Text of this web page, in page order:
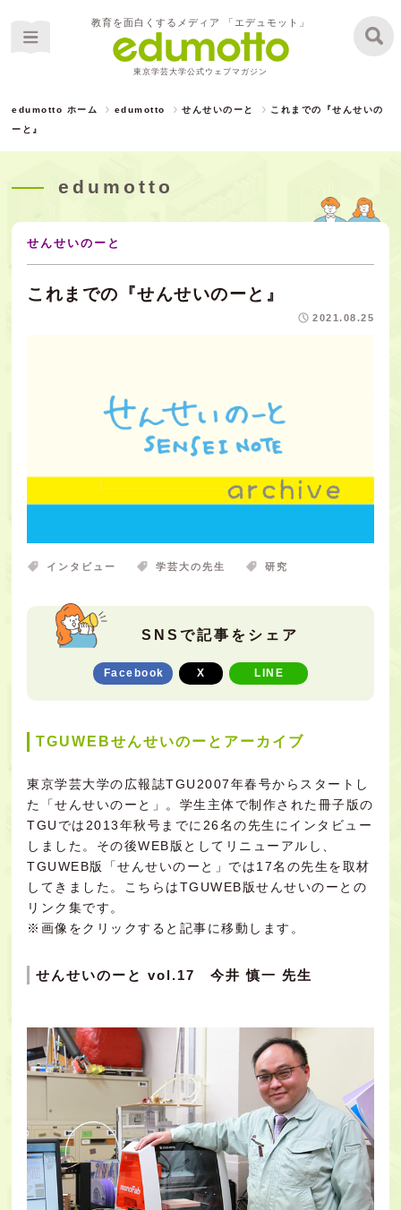
教育を面白くするメディア 「エデュモット」
東京学芸大学公式ウェブマガジン
edumotto ホーム edumotto せんせいのーと
これまでの『せんせいの
ーと』
edumotto
せんせいのーと
これまでの『せんせいのーと』
2021.08.25
インタビュー 学芸大の先生 研究
SNSで記事をシェア
Facebook X LINE
TGUWEBせんせいのーとアーカイブ
東京学芸大学の広報誌TGU2007年春号からスタートし
た「せんせいのーと」。学生主体で制作された冊子版の
TGUでは2013年秋号までに26名の先生にインタビュー
しました。その後WEB版としてリニューアルし、
TGUWEB版「せんせいのーと」では17名の先生を取材
してきました。こちらはTGUWEB版せんせいのーとの
リンク集です。
※画像をクリックすると記事に移動します。
せんせいのーと vol.17 今井 慎一 先生